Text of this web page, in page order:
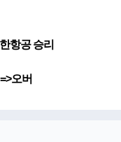
항공 승리
오버